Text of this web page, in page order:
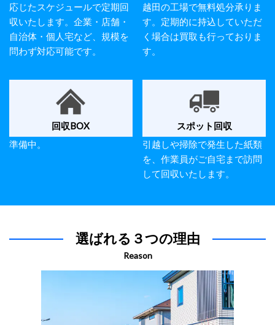
応じたスケジュールで定期回
収いたします。企業・店舗・
自治体・個人宅など、規模を
問わず対応可能です。
越田の工場で無料処分承りま
す。定期的に持込していただ
く場合は買取も行っておりま
す。
回収BOX
準備中。
スポット回収
引越しや掃除で発生した紙類
を、作業員がご自宅まで訪問
して回収いたします。
選ばれる３つの理由
Reason